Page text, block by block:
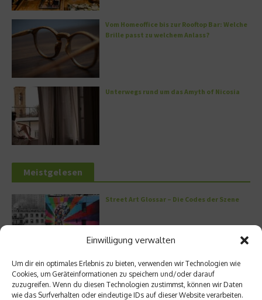
Einwilligung verwalten
Um dir ein optimales Erlebnis zu bieten, verwenden wir Technologien wie
Cookies, um Geräteinformationen zu speichern und/oder darauf
zuzugreifen. Wenn du diesen Technologien zustimmst, können wir Daten
wie das Surfverhalten oder eindeutige IDs auf dieser Website verarbeiten.
Vom Homeoffice bis zur Rooftop Bar: Welche
Brille passt zu welchem Anlass?
Unterwegs rund um das Amyth of Nicosia
Meistgelesen
Street Art Glossar – Die Codes der Szene
Architektur: Verrückte Häuser